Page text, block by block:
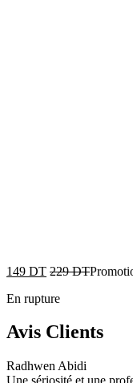
149 DT 229DT
En rupture
Avis Clients
Radhwen Abidi